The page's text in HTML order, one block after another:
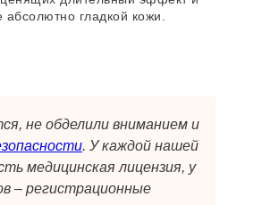
гладкой кожи.
не обделили вниманием и
. У каждой нашей
медицинская лицензия, у
– регистрационные
лет. Работала на
Mediostar Next Pro,
AX. Проходила
по лазерной эпиляции
и семинар «Акулы
экспертом